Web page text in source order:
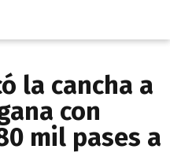
la cancha a
con
mil pases a